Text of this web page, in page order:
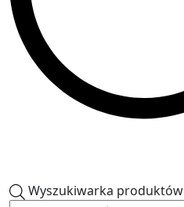
Wyszukiwarka produktów